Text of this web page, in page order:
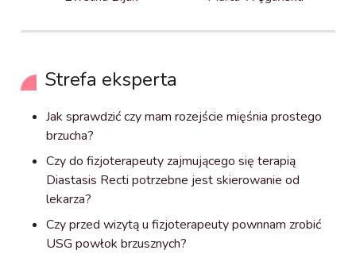
Strefa eksperta
Jak sprawdzić czy mam rozejście mięśnia prostego
brzucha?
Czy do fizjoterapeuty zajmującego się terapią
Diastasis Recti potrzebne jest skierowanie od
lekarza?
Czy przed wizytą u fizjoterapeuty pownnam zrobić
USG powłok brzusznych?